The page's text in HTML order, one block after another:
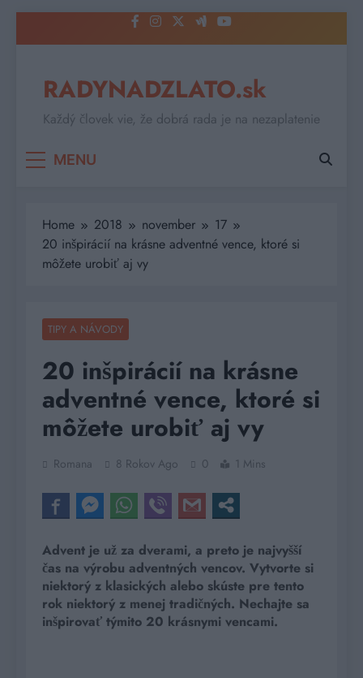
to
RADYNADZLATO.sk
Každý človek vie, že dobrá rada je na nezaplatenie
MENU
Home 2018 november
17
20 inšpirácií na krásne adventné vence, ktoré si
môžete urobiť aj vy
TIPY A NÁVODY
20 inšpirácií na krásne
adventné vence, ktoré si
môžete urobiť aj vy
Romana 8 Rokov Ago 0 1 Mins
Advent je už za dverami, a preto je najvyšší
čas na výrobu adventných vencov. Vytvorte si
niektorý z klasických alebo skúste pre tento
rok niektorý z menej tradičných. Nechajte sa
inšpirovať týmito 20 krásnymi vencami.